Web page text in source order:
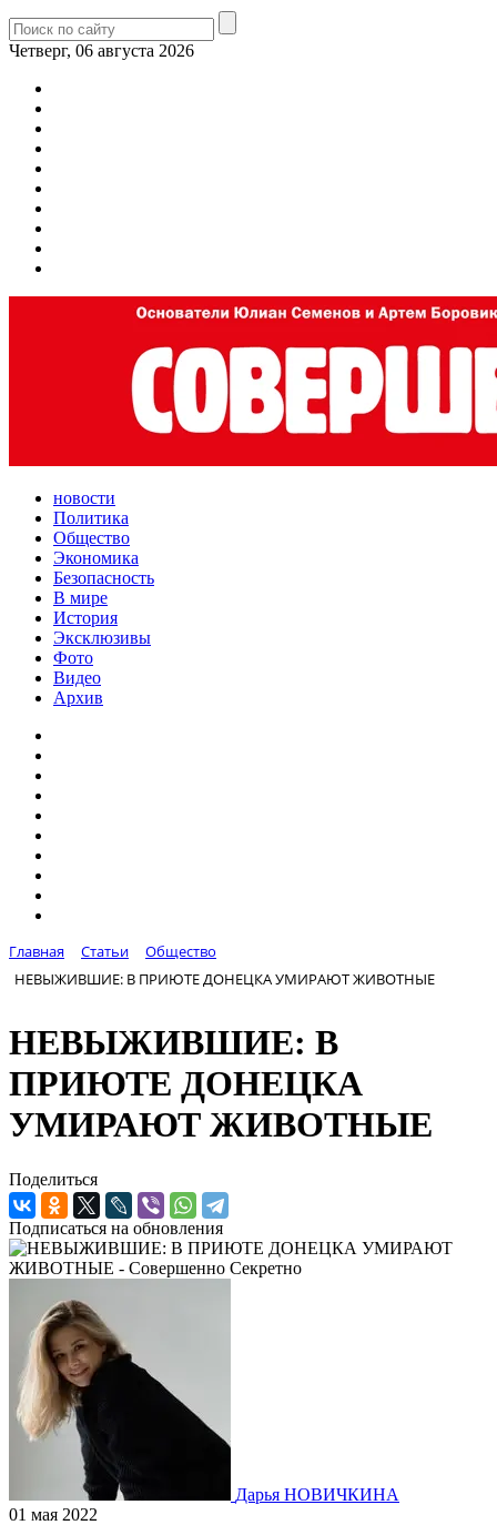
Четверг, 06 августа 2026
новости
Политика
Общество
Экономика
Безопасность
В мире
История
Эксклюзивы
Фото
Видео
Архив
Главная Статьи
Общество
НЕВЫЖИВШИЕ: В ПРИЮТЕ ДОНЕЦКА УМИРАЮТ ЖИВОТНЫЕ
НЕВЫЖИВШИЕ: В
ПРИЮТЕ ДОНЕЦКА
УМИРАЮТ ЖИВОТНЫЕ
Поделиться
Подписаться на обновления
Дарья НОВИЧКИНА
01 мая 2022